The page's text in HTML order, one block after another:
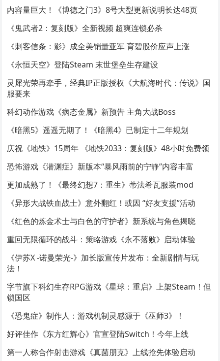
内容量巨大！《博德之门3》8号大型更新说明长达48页
《鬼武者2：复刻版》全新视频 超爽连锁必杀
《刺客信条：影》成全美销量亚军 育碧股价应声上涨
《永恒天空》登陆Steam 末世堡垒生存建设
灵犀光荣再牵手，经典IP正版授权《大航海时代：传说》国
服要来
科幻动作游戏《病态金属》新预告 主角大战Boss
《暗黑5》遥遥无期了！《暗黑4》已制定十二年规划
庆祝《地铁》15周年 《地铁2033：复刻版》48小时免费领
恐怖游戏《潜渊症》新版本“暴风雨前的宁静”内容丰富
更加成熟了！《最终幻想7：重生》蒂法希瓦服装mod
《异形大战铁血战士》意外翻红！或因 “好友支援”活动
《红色的炼金术士与白色的守护者》新系统与角色揭晓
重回无限循环的战斗：策略游戏《永不落败》启动体验
《伊苏X -诺曼荣光-》加长版宣传片发布：全新剧情与玩
法！
字节旗下科幻生存RPG游戏《星球：重启》上架Steam！但
锁国区
《恐鬼症》制作人：游戏机制灵感源于《巫师3》！
好评佳作《东方红辉心》官宣登陆Switch！今年上线
第一人称合作射击游戏《真菌朋克》上线抢先体验启动